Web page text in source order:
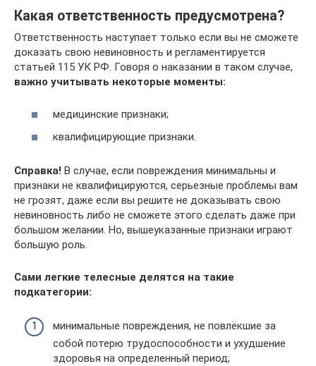
Какая ответственность предусмотрена?
Ответственность наступает только если вы не сможете
доказать свою невиновность и регламентируется
статьей 115 УК РФ. Говоря о наказании в таком случае,
важно учитывать некоторые моменты:
медицинские признаки;
квалифицирующие признаки.
Справка! В случае, если повреждения минимальны и
признаки не квалифицируются, серьезные проблемы вам
не грозят, даже если вы решите не доказывать свою
невиновность либо не сможете этого сделать даже при
большом желании. Но, вышеуказанные признаки играют
большую роль.
Сами легкие телесные делятся на такие
подкатегории:
минимальные повреждения, не повлёкшие за
собой потерю трудоспособности и ухудшение
здоровья на определенный период;